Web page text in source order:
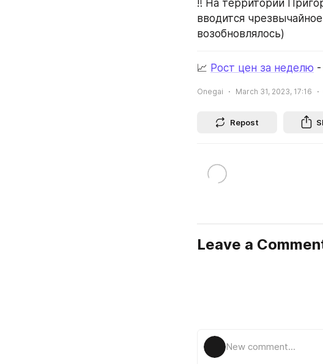
‼️ На территории
вводится
возобновлялось)
📈 Рост цен за неделю
Onegai March 31, 2023, 17:16
Repost
Leave a